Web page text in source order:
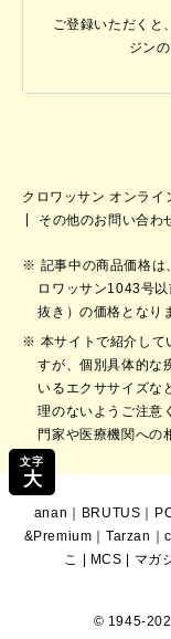
文字
大
ご登録いただくと
ジン
クロワッサン オンライ
その他のお問い合わ
記事中の商品価格は
ロワッサン1043号
抜き）の価格となり
本サイトで紹介して
すが、個別具体的な
いるエクササイズな
理のないようご注意
門家や医療機関への
anan BRUTUS
&Premium ｜Tarzan ｜
こ
MCS マガ
© 1945-